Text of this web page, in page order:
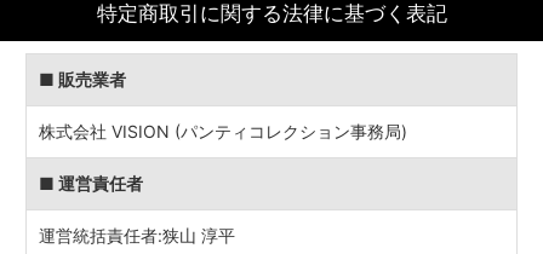
ブラジャー
脚モノ系 衣類系
その他下着
愛用品
商品 女の子
閉じる
特定商取引に関する法律に基づく表記
■ 販売業者
株式会社 VISION (パンティコレクション事務局)
■ 運営責任者
運営統括責任者:狭山 淳平